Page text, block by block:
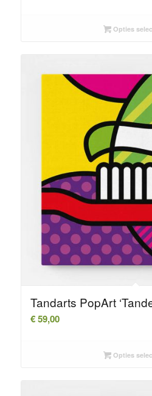
Opties
Tandarts PopArt
€59,00
Opties